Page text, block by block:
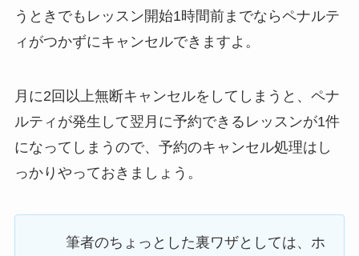
うときでもレッスン開始1時間前までならペナルテ
ィがつかずにキャンセルできますよ。
月に2回以上無断キャンセルをしてしまうと、ペナ
ルティが発生して翌月に予約できるレッスンが1件
になってしまうので、予約のキャンセル処理はし
っかりやっておきましょう。
筆者のちょっとした裏ワザとしては、ホ